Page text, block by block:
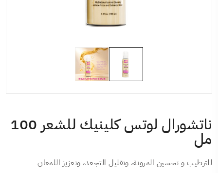
ناتشورال لوتس كلينيك للشعر 100
مل
للترطيب و تحسين المرونة، وتقليل التجعد، وتعزيز اللمعان